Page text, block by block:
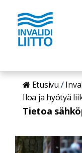
Hyppää
pääsisältöön
Etusivu
Iloa ja hyötyä
Tietoa